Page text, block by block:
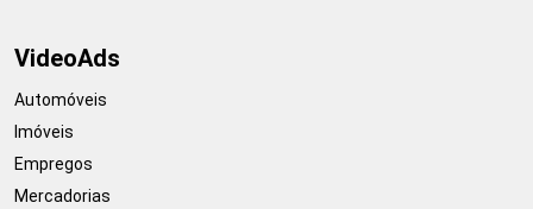
VideoAds
Automóveis
Imóveis
Empregos
Mercadorias